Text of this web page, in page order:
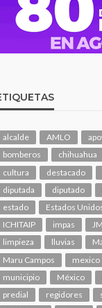
alcalde AMLO
bomberos
chihuahua
cultura
destacado
diputada
diputado
estado
Estados
ICHITAIP
impas
limpieza
lluvias
Maru Campos
mexico
municipio
México
predial
regidores